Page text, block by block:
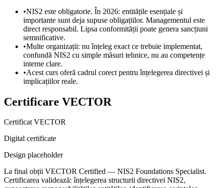
•NIS2 este obligatorie. În 2026: entitățile esențiale și
importante sunt deja supuse obligațiilor. Managementul este
direct responsabil. Lipsa conformității poate genera sancțiuni
semnificative.
•Multe organizații: nu înțeleg exact ce trebuie implementat,
confundă NIS2 cu simple măsuri tehnice, nu au competențe
interne clare.
•Acest curs oferă cadrul corect pentru înțelegerea directivei și
implicațiilor reale.
Certificare VECTOR
Certificat VECTOR
Digital certificate
Design placeholder
La final obții VECTOR Certified — NIS2 Foundations Specialist.
Certificarea validează: înțelegerea structurii directivei NIS2,